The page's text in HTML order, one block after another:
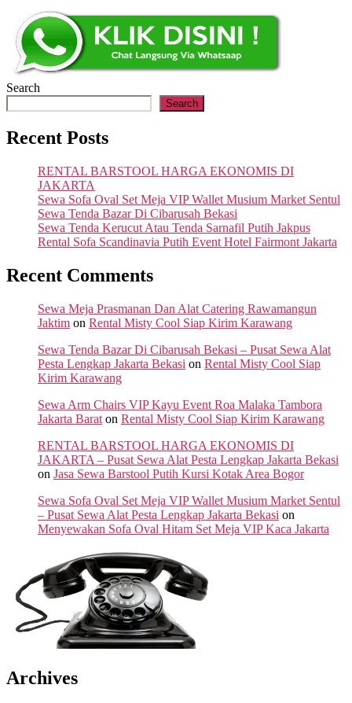
Search
Search
Recent Posts
RENTAL BARSTOOL HARGA EKONOMIS DI
JAKARTA
Sewa Sofa Oval Set Meja VIP Wallet Musium Market Sentul
Sewa Tenda Bazar Di Cibarusah Bekasi
Sewa Tenda Kerucut Atau Tenda Sarnafil Putih Jakpus
Rental Sofa Scandinavia Putih Event Hotel Fairmont Jakarta
Recent Comments
Sewa Meja Prasmanan Dan Alat Catering Rawamangun
Jaktim on Rental Misty Cool Siap Kirim Karawang
Sewa Tenda Bazar Di Cibarusah Bekasi – Pusat Sewa Alat
Pesta Lengkap Jakarta Bekasi on Rental Misty Cool Siap
Kirim Karawang
Sewa Arm Chairs VIP Kayu Event Roa Malaka Tambora
Jakarta Barat on Rental Misty Cool Siap Kirim Karawang
RENTAL BARSTOOL HARGA EKONOMIS DI
JAKARTA – Pusat Sewa Alat Pesta Lengkap Jakarta Bekasi
on Jasa Sewa Barstool Putih Kursi Kotak Area Bogor
Sewa Sofa Oval Set Meja VIP Wallet Musium Market Sentul
– Pusat Sewa Alat Pesta Lengkap Jakarta Bekasi on
Menyewakan Sofa Oval Hitam Set Meja VIP Kaca Jakarta
Archives